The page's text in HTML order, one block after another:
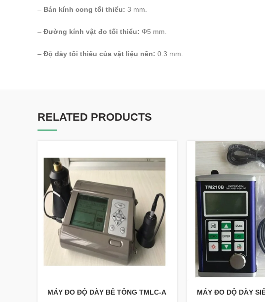
– Bán kính cong tối thiểu: 3 mm.
– Đường kính vật đo tối thiểu: Φ5 mm.
– Độ dày tối thiểu của vật liệu nền: 0.3 mm.
RELATED PRODUCTS
MÁY ĐO ĐỘ DÀY BÊ TÔNG TMLC-A MÁY ĐO DỘ DÀY